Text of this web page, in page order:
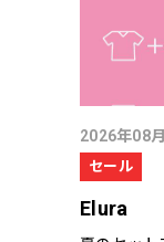
2026年08
セール
Elura